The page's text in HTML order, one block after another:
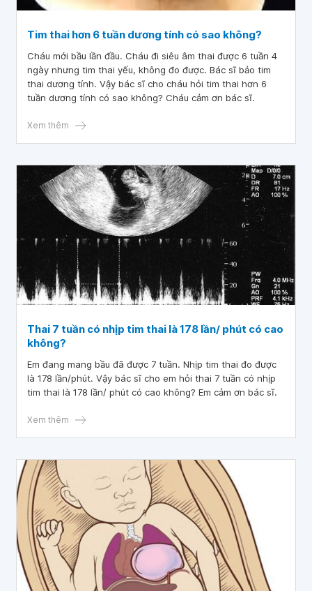
Tim thai hơn 6 tuần dương tính có sao không?
Cháu mới bầu lần đầu. Cháu đi siêu âm thai được 6 tuần 4
ngày nhưng tim thai yếu, không đo được. Bác sĩ bảo tim
thai dương tính. Vậy bác sĩ cho cháu hỏi tim thai hơn 6
tuần dương tính có sao không? Cháu cảm ơn bác sĩ.
Xem thêm
Thai 7 tuần có nhịp tim thai là 178 lần/ phút có cao
không?
Em đang mang bầu đã được 7 tuần. Nhịp tim thai đo được
là 178 lần/phút. Vậy bác sĩ cho em hỏi thai 7 tuần có nhịp
tim thai là 178 lần/ phút có cao không? Em cảm ơn bác sĩ.
Xem thêm